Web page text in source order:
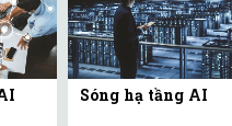
Sóng hạ tầng AI